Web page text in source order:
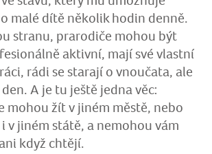
malé dítě několik hodin denně.
stranu, prarodiče mohou být
aktivní, mají své vlastní
rádi se starají o vnoučata, ale
A je tu ještě jedna věc:
mohou žít v jiném městě, nebo
v jiném státě, a nemohou vám
když chtějí.